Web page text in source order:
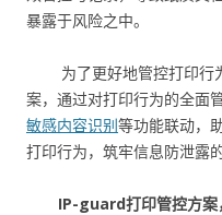
暴露于风险之中。
为了更好地管控打印行
案，通过对打印行为的全面
敏感内容识别等功能联动，
打印行为，筑牢信息防泄露
IP-guard打印管控方案